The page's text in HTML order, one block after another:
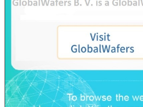
成長。
環球晶圓日前收購丹麥
Materials A/S (“Topsil”) 旗下
Topsil已於6月17日召開的臨時股
圓此一購併案。此次最終收購成
當新台幣17.6億元) ，期間遭遇競